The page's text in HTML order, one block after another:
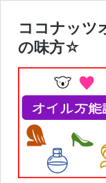
ココナッツ
の味方☆